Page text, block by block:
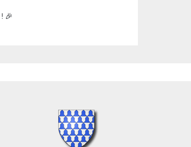
! 🎉